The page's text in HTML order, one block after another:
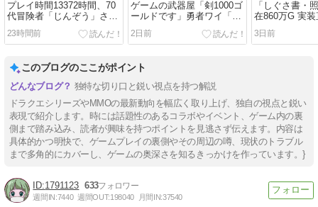
プレイ時間13372時間、70
代冒険者「じんぞう」さん
の思い出にネットほっこり
「ドラクエ版 光のお父さん
23時間前
ゲームの武器屋「剣1000ゴ
ールドです」勇者ワイ「世
界の危機なんやけど」
2日前
「しぐさ書・
在860万G 実
ゴールドで売
しい
3日前
このブログのここがポイント
独特な切り口と鋭い視点を持つ解説
ドラクエシリーズやMMOの最新動向を幅広く取り上げ、独自の視点と鋭い
表現で紹介します。時には話題性のあるコラボやイベント、ゲーム内の裏
側まで踏み込み、読者が興味を持つポイントを見逃さず伝えます。内容は
具体的かつ明快で、ゲームプレイの裏側やその周辺の噂、現状のトラブル
まで多角的にカバーし、ゲームの奥深さを知るきっかけを作っています。}
1791123 633
週間IN:7440 週間OUT:198040 月間IN:37540